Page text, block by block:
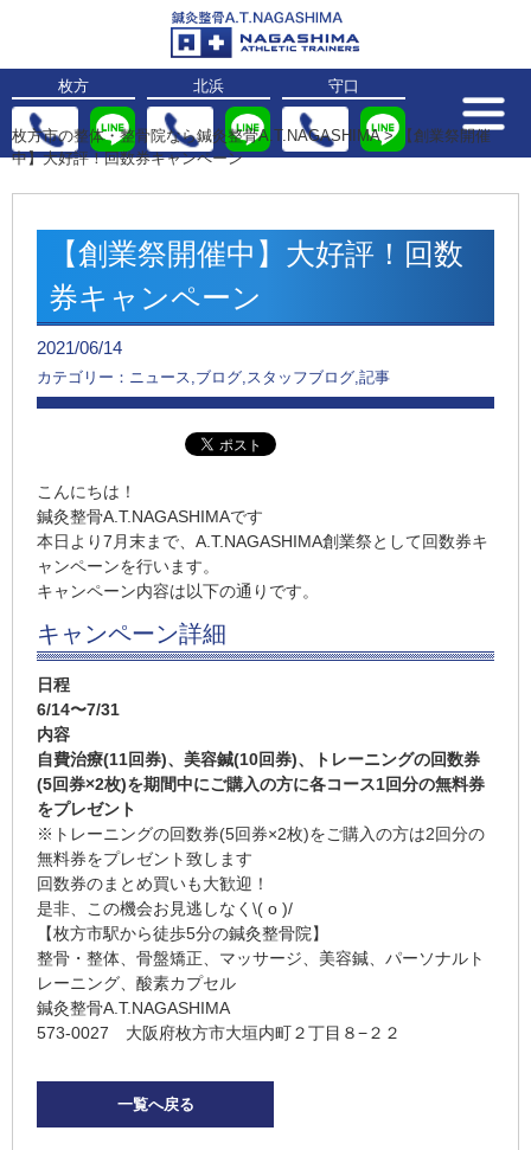
枚方 北浜 守口
枚方市の整体・整骨院なら鍼灸整骨A.T.NAGASHIMA>【創業祭開催
中】大好評！回数券キャンペーン
【創業祭開催中】大好評！回数
券キャンペーン
2021/06/14
カテゴリー：ニュース,ブログ,スタッフブログ,記事
こんにちは！
鍼灸整骨A.T.NAGASHIMAです
本日より7月末まで、A.T.NAGASHIMA創業祭として回数券キ
ャンペーンを行います。
キャンペーン内容は以下の通りです。
キャンペーン詳細
日程
6/14〜7/31
内容
自費治療(11回券)、美容鍼(10回券)、トレーニングの回数券
(5回券×2枚)を期間中にご購入の方に各コース1回分の無料券
をプレゼント
※トレーニングの回数券(5回券×2枚)をご購入の方は2回分の
無料券をプレゼント致します
回数券のまとめ買いも大歓迎！
是非、この機会お見逃しなく\( o )/
【枚方市駅から徒歩5分の鍼灸整骨院】
整骨・整体、骨盤矯正、マッサージ、美容鍼、パーソナルト
レーニング、酸素カプセル
鍼灸整骨A.T.NAGASHIMA
573-0027 大阪府枚方市大垣内町２丁目８−２２
一覧へ戻る